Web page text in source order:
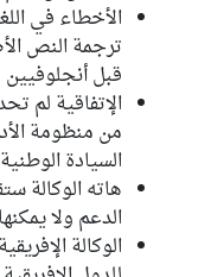
الأخطاء في
ترجمة النص
قبل أنجلوفيين
الإتفاقية لم
من منظومة
السيادة الوطنية
هاته الوكالة
الدعم ولا
الوكالة